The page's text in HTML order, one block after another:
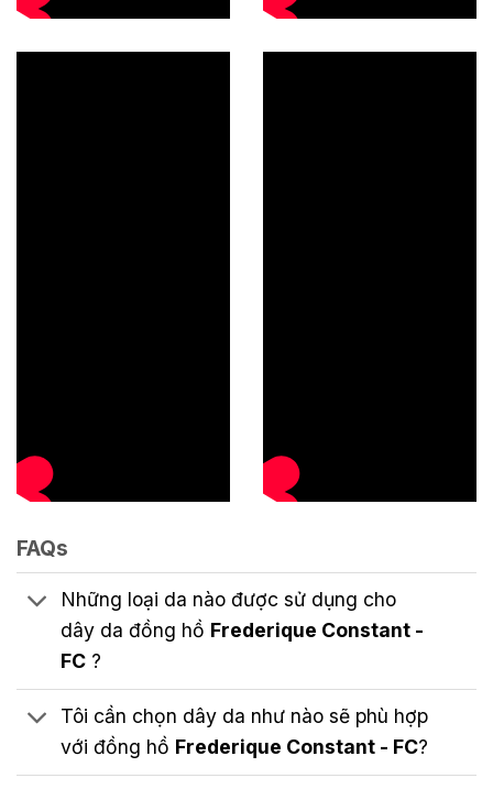
FAQs
Những loại da nào được sử dụng cho
dây da đồng hồ Frederique Constant -
FC ?
Tôi cần chọn dây da như nào sẽ phù hợp
với đồng hồ Frederique Constant - FC?